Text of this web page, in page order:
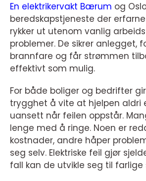
En elektrikervakt Bærum og
beredskapstjeneste der
rykker ut utenom vanlig
problemer. De sikrer anlegget,
brannfare og får strømmen
effektivt som mulig.
For både boliger og bedrifter
trygghet å vite at hjelpen aldri
uansett når feilen oppstår.
lenge med å ringe. Noen er
kostnader, andre håper
seg selv. Elektriske feil gjør
fall kan de utvikle seg til farlige